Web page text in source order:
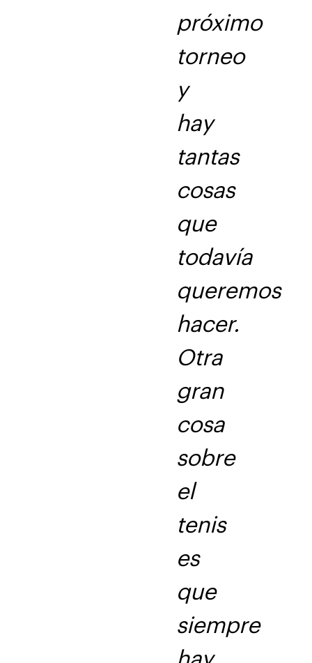
próximo
torneo
y
hay
tantas
cosas
que
todavía
queremos
hacer.
Otra
gran
cosa
sobre
el
tenis
es
que
siempre